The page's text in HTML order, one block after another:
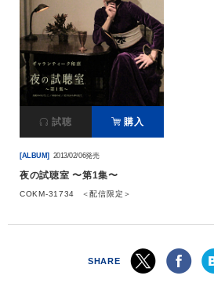
試聴 購入
[ALBUM] 2013/02/06発売
夜の試聴室 〜第1集〜
COKM-31734 ＜配信限定＞
SHARE